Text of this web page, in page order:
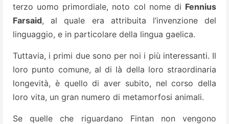
terzo uomo primordiale, noto col nome di Fennius
Farsaid, al quale era attribuita l’invenzione del
linguaggio, e in particolare della lingua gaelica.
Tuttavia, i primi due sono per noi i più interessanti. Il
loro punto comune, al di là della loro straordinaria
longevità, è quello di aver subito, nel corso della
loro vita, un gran numero di metamorfosi animali.
Se quelle che riguardano Fintan non vengono